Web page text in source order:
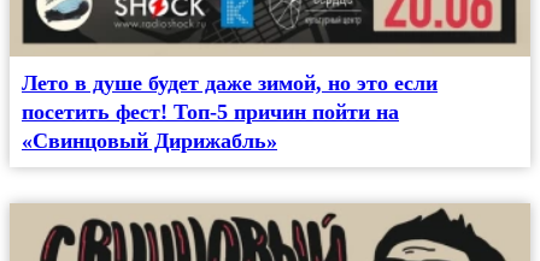
Лето в душе будет даже зимой, но это если
посетить фест! Топ-5 причин пойти на
«Свинцовый Дирижабль»